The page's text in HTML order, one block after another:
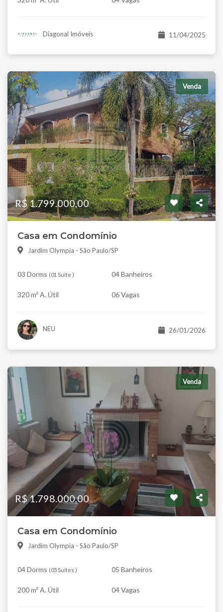
Diagonal Imóveis 11/04/2025
Venda
R$ 1.799.000,00
Casa em Condomínio
Jardim Olympia - São Paulo/SP
03 Dorms (01 Suíte ) 04 Banheiros
320 m² A. Útil 06 Vagas
NEU 26/01/2026
Venda
R$ 1.798.000,00
Casa em Condomínio
Jardim Olympia - São Paulo/SP
04 Dorms (03 Suítes ) 05 Banheiros
200 m² A. Útil 04 Vagas